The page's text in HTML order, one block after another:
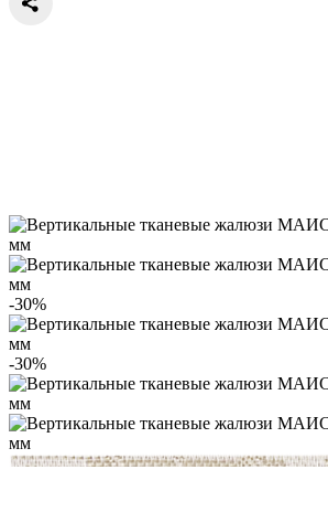
-30%
-30%